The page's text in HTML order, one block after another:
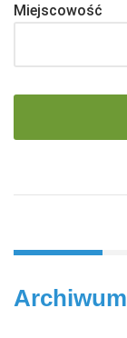
Miejscowość
Archiwum